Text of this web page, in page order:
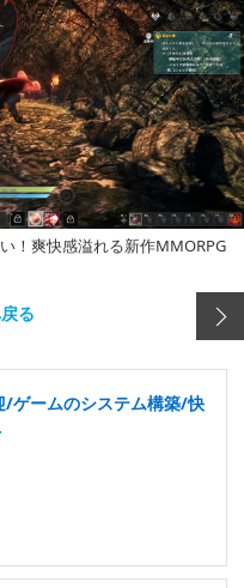
！爽快感溢れる新作MMORPG
る
ゲームのシステム構築/快